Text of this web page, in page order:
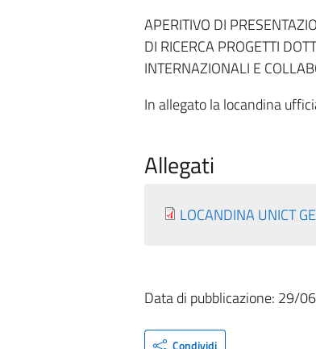
APERITIVO DI
DI RICERCA PROGETTI
INTERNAZIONALI E
In allegato la locandina
Allegati
LOCANDINA UNICT
Data di pubblicazione: 29/
Condividi